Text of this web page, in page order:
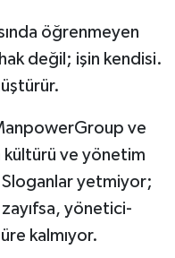
öğrenmeyen
değil; işin kendisi.
ve
kültürü ve yönetim
Sloganlar yetmiyor;
yönetici-
kalmıyor.